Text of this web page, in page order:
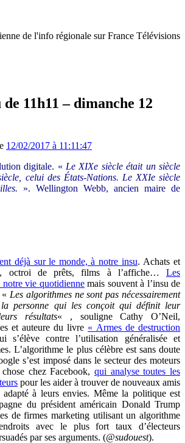
de l'info régionale sur France Télévisions
de 11h11 – dimanche 12
12/02/2017 à 11:11:47
digitale. « Le XIXe siècle était un siècle
celui des États-Nations. Le XXIe siècle
». Wellington Webb, ancien maire de
déjà sur le monde, à notre insu. Achats et
octroi de prêts, films à l’affiche… Les
vie quotidiennemais souvent à l’insu de
Les algorithmes ne sont pas nécessairement
la personne qui les conçoit qui définit leur
résultats« , souligne Cathy O’Neil,
et auteure du livre « Armes de destruction
s’élève contre l’utilisation généralisée et
L’algorithme le plus célèbre est sans doute
s’est imposé dans le secteur des moteurs
chez Facebook, qui analyse toutes les
pour les aider à trouver de nouveaux amis
à leurs envies. Même la politique est
du président américain Donald Trump
de firmes marketing utilisant un algorithme
avec le plus fort taux d’électeurs
par ses arguments. (@sudouest).